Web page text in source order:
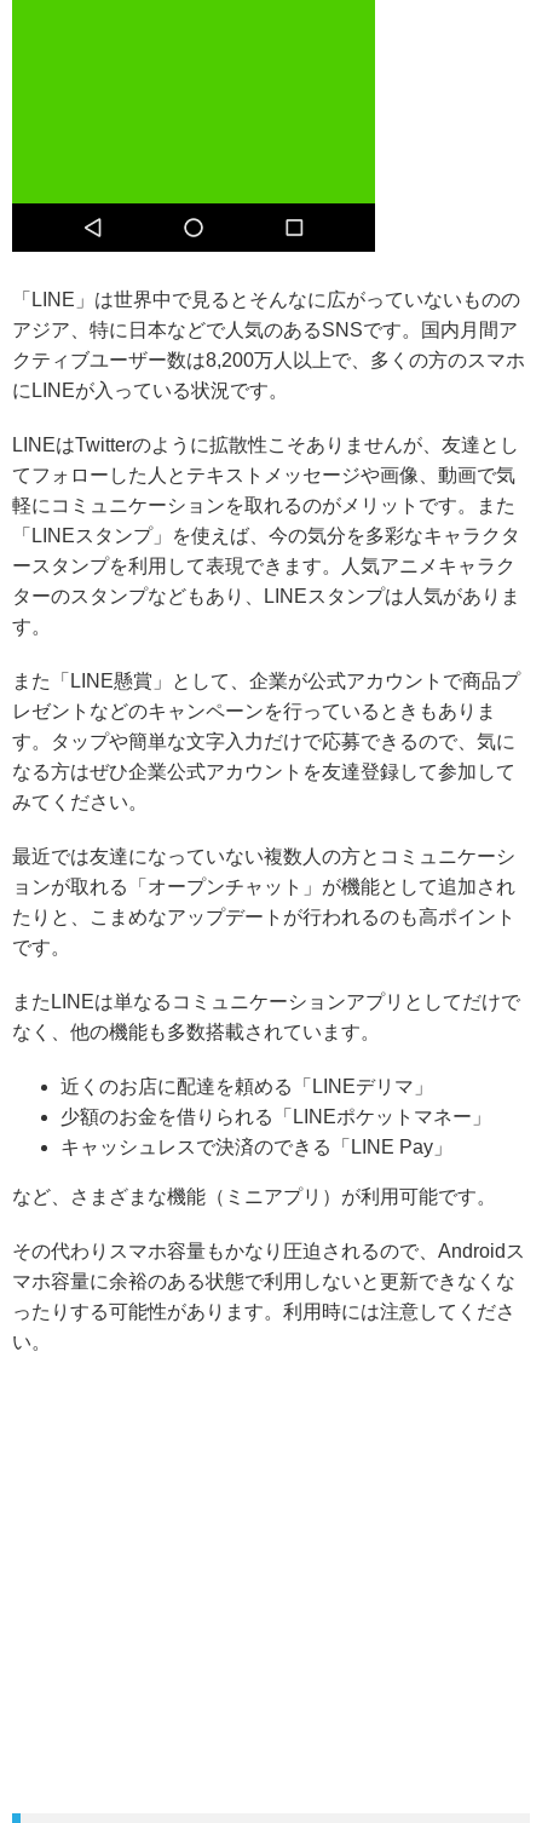
「LINE」は世界中で見るとそんなに広がっていないものの
アジア、特に日本などで人気のあるSNSです。国内月間ア
クティブユーザー数は8,200万人以上で、多くの方のスマホ
にLINEが入っている状況です。
LINEはTwitterのように拡散性こそありませんが、 友達とし
てフォローした人とテキストメッセージや画像、動画で気
軽にコミュニケーションを取れるのがメリットです。また
「LINEスタンプ」を使えば、今の気分を多彩なキャラクタ
ースタンプを利用して表現できます。人気アニメキャラク
ターのスタンプなどもあり、LINEスタンプは人気がありま
す。
また「LINE懸賞」として、企業が公式アカウントで商品プ
レゼントなどのキャンペーンを行っているときもありま
す。タップや簡単な文字入力だけで応募できるので、気に
なる方はぜひ企業公式アカウントを友達登録して参加して
みてください。
最近では友達になっていない複数人の方とコミュニケーシ
ョンが取れる「オープンチャット」が機能として追加され
たりと、
こまめなアップデートが行われるのも高ポイント
です。
またLINEは単なるコミュニケーションアプリとしてだけで
なく、他の機能も多数搭載されています。
近くのお店に配達を頼める「LINEデリマ」
少額のお金を借りられる「LINEポケットマネー」
キャッシュレスで決済のできる「LINE Pay」
など、さまざまな機能（ミニアプリ）が利用可能です。
その代わり スマホ容量もかなり圧迫されるので、Androidス
マホ容量に余裕のある状態で利用しないと更新できなくな
ったりする可能性があります。利用時には注意してくださ
い。